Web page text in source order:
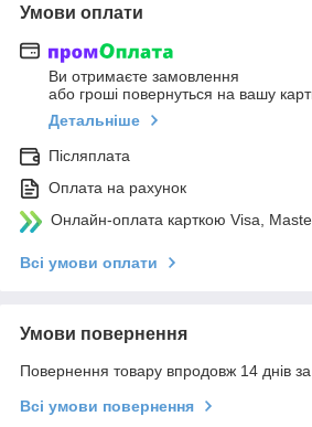
Умови оплати
Ви отримаєте замовлення
або гроші повернуться на вашу
Детальніше
Післяплата
Оплата на рахунок
Онлайн-оплата карткою Visa,
Всі умови оплати
Умови повернення
Повернення товару впродовж 14 днів
Всі умови повернення